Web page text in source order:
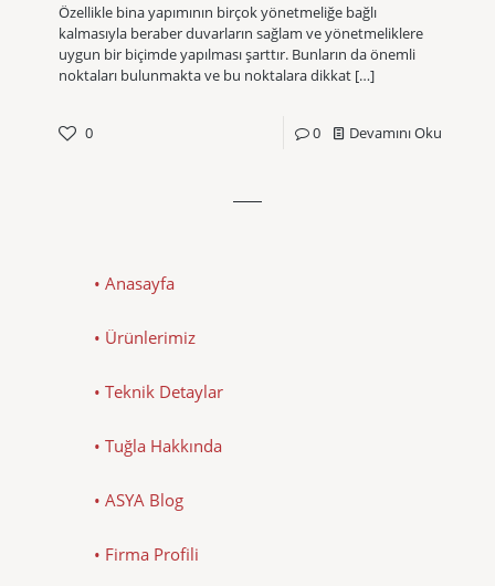
Özellikle bina yapımının birçok yönetmeliğe bağlı
kalmasıyla beraber duvarların sağlam ve yönetmeliklere
uygun bir biçimde yapılması şarttır. Bunların da önemli
noktaları bulunmakta ve bu noktalara dikkat […]
0 0 Devamını Oku
• Anasayfa
• Ürünlerimiz
• Teknik Detaylar
• Tuğla Hakkında
• ASYA Blog
• Firma Profili